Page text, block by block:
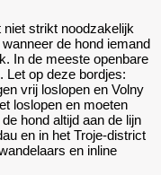
strikt noodzakelijk
de hond iemand
In de meeste openbare
Let op deze bordjes:
vrij loslopen en Volny
loslopen en moeten
hond altijd aan de lijn
en in het Troje-district
en inline